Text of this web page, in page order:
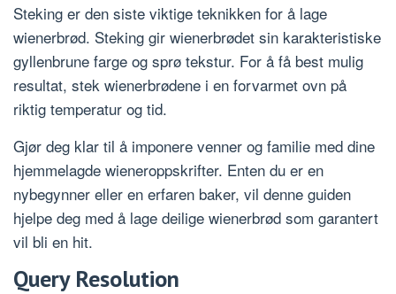
Steking er den siste viktige teknikken for å lage
wienerbrød. Steking gir wienerbrødet sin karakteristiske
gyllenbrune farge og sprø tekstur. For å få best mulig
resultat, stek wienerbrødene i en forvarmet ovn på
riktig temperatur og tid.
Gjør deg klar til å imponere venner og familie med dine
hjemmelagde wieneroppskrifter. Enten du er en
nybegynner eller en erfaren baker, vil denne guiden
hjelpe deg med å lage deilige wienerbrød som garantert
vil bli en hit.
Query Resolution